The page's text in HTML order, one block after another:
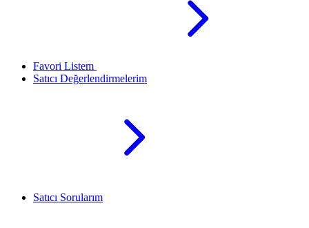
Favori Listem
Satıcı Değerlendirmelerim
Satıcı Sorularım